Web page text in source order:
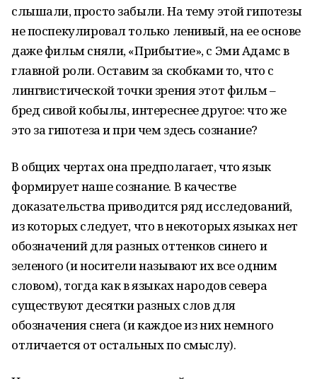
слышали, просто забыли. На тему этой гипотезы
не поспекулировал только ленивый, на ее основе
даже фильм сняли, «Прибытие», с Эми Адамс в
главной роли. Оставим за скобками то, что с
лингвистической точки зрения этот фильм –
бред сивой кобылы, интереснее другое: что же
это за гипотеза и при чем здесь сознание?
В общих чертах она предполагает, что язык
формирует наше сознание. В качестве
доказательства приводится ряд исследований,
из которых следует, что в некоторых языках нет
обозначений для разных оттенков синего и
зеленого (и носители называют их все одним
словом), тогда как в языках народов севера
существуют десятки разных слов для
обозначения снега (и каждое из них немного
отличается от остальных по смыслу).